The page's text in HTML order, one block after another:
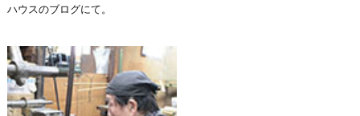
ハウスのブログにて。